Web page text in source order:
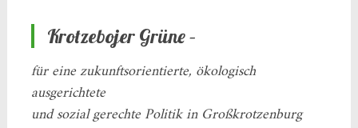
Krotzebojer Grüne –
für eine zukunftsorientierte, ökologisch
ausgerichtete
und sozial gerechte Politik in Großkrotzenburg